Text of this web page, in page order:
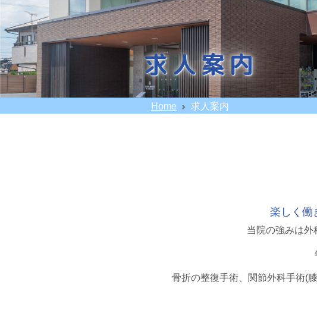
求人案内
Home 求人案内
楽しく働
当院の強みは外
骨折の整復手術、関節外科手術(